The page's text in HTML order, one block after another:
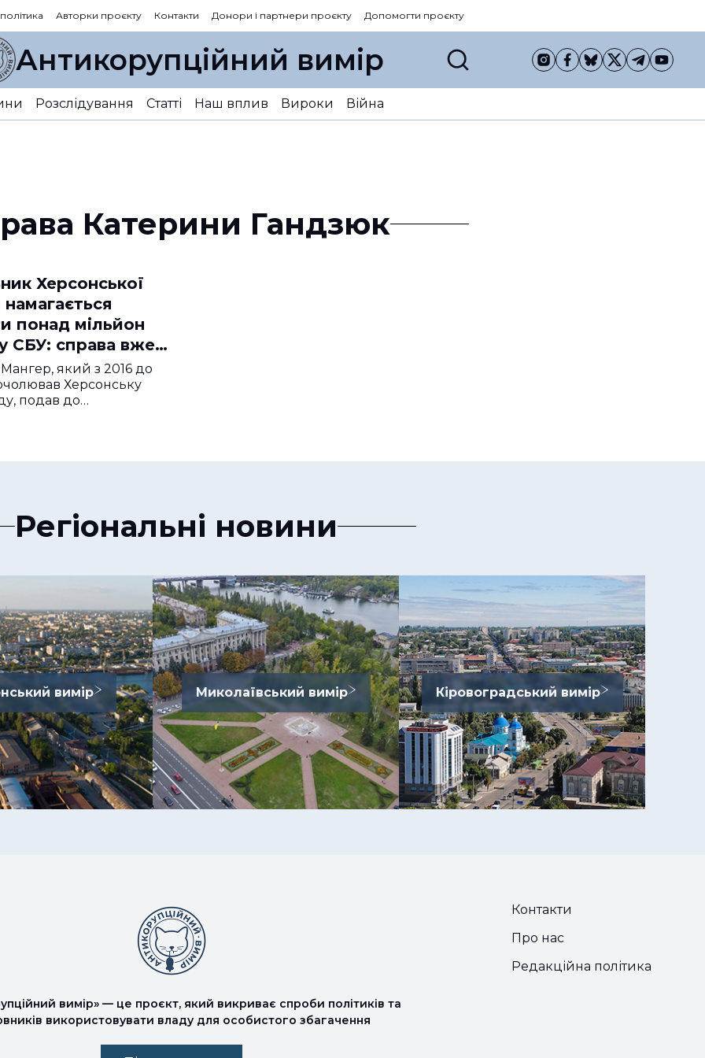
Авторки проєкту Контакти Донори і партнери проєкту Допомогти проєкту
Антикорупційний вимір
Розслідування Статті Наш вплив Вироки Війна
Катерини Гандзюк
Херсонської
понад мільйон
СБУ: справа вже
який з 2016 до
Херсонську
подав до…
Регіональні новини
вимір Миколаївський вимір Кіровоградський вимір
вимір» — це проєкт, який викриває спроби політиків та
використовувати владу для особистого збагачення
Контакти
Про нас
Редакційна політика